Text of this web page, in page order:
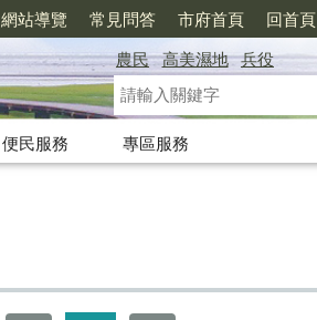
網站導覽 常見問答 市府首頁 回首頁
農民 高美濕地
兵役
便民服務
專區服務